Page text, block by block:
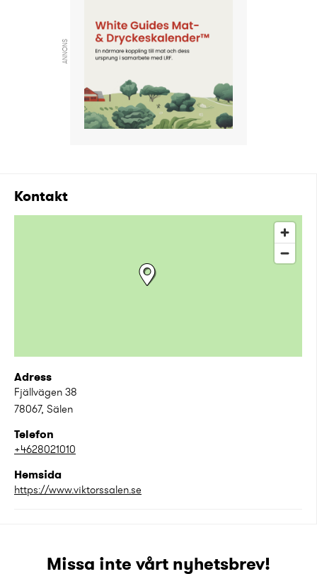
ANNONS
Kontakt
Adress
Fjällvägen 38
78067, Sälen
Telefon
+4628021010
Hemsida
https://www.viktorssalen.se
Missa inte vårt nyhetsbrev!